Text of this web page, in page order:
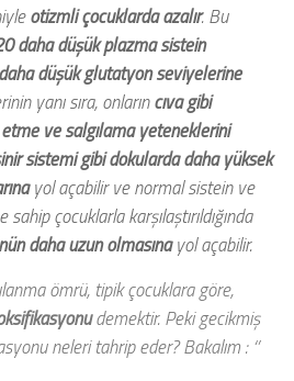
otizmli çocuklarda azalır. Bu
daha düşük plazma sistein
düşük glutatyon seviyelerine
yanı sıra, onlarıncıva gibi
ve salgılama yeteneklerini
sistemi gibi dokularda daha yüksek
yol açabilir ve normal sistein ve
çocuklarla karşılaştırıldığında
daha uzun olmasınayol açabilir.
ömrü, tipik çocuklara göre,
demektir. Peki gecikmiş
neleri tahrip eder? Bakalım : ‘’